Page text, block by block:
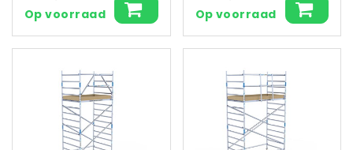
Op voorraad Op voorraad